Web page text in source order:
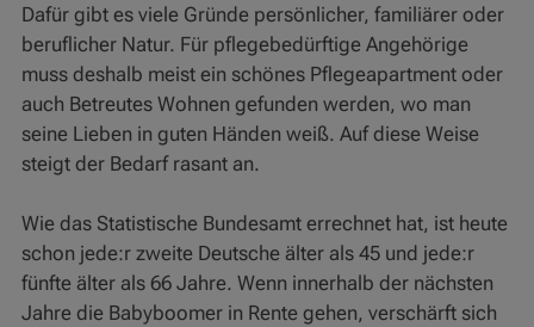
Dafür gibt es viele Gründe persönlicher, familiärer oder
beruflicher Natur. Für pflegebedürftige Angehörige
muss deshalb meist ein schönes Pflegeapartment oder
auch Betreutes Wohnen gefunden werden, wo man
seine Lieben in guten Händen weiß. Auf diese Weise
steigt der Bedarf rasant an.
Wie das Statistische Bundesamt errechnet hat, ist heute
schon jede:r zweite Deutsche älter als 45 und jede:r
fünfte älter als 66 Jahre. Wenn innerhalb der nächsten
Jahre die Babyboomer in Rente gehen, verschärft sich